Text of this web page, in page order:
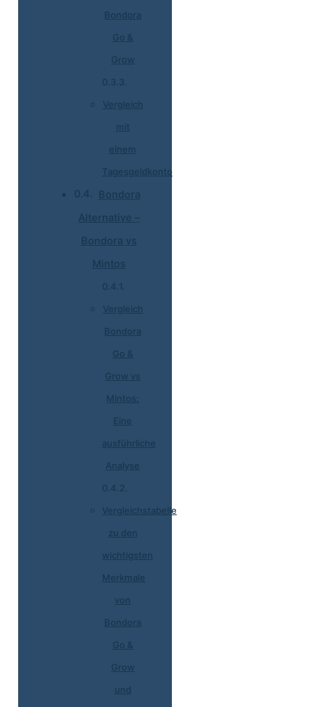
Bondora
Go &
Grow
Vergleich
mit
einem
Tagesgeldkonto
Bondora
Alternative –
Bondora vs
Mintos
Vergleich
Bondora
Go &
Grow vs
Mintos:
Eine
ausführliche
Analyse
Vergleichstabelle
zu den
wichtigsten
Merkmale
von
Bondora
Go &
Grow
und